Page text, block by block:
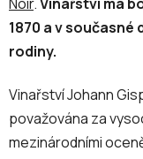
1870 a v
rodiny.
Vinařství Johann
považována za
mezinárodními